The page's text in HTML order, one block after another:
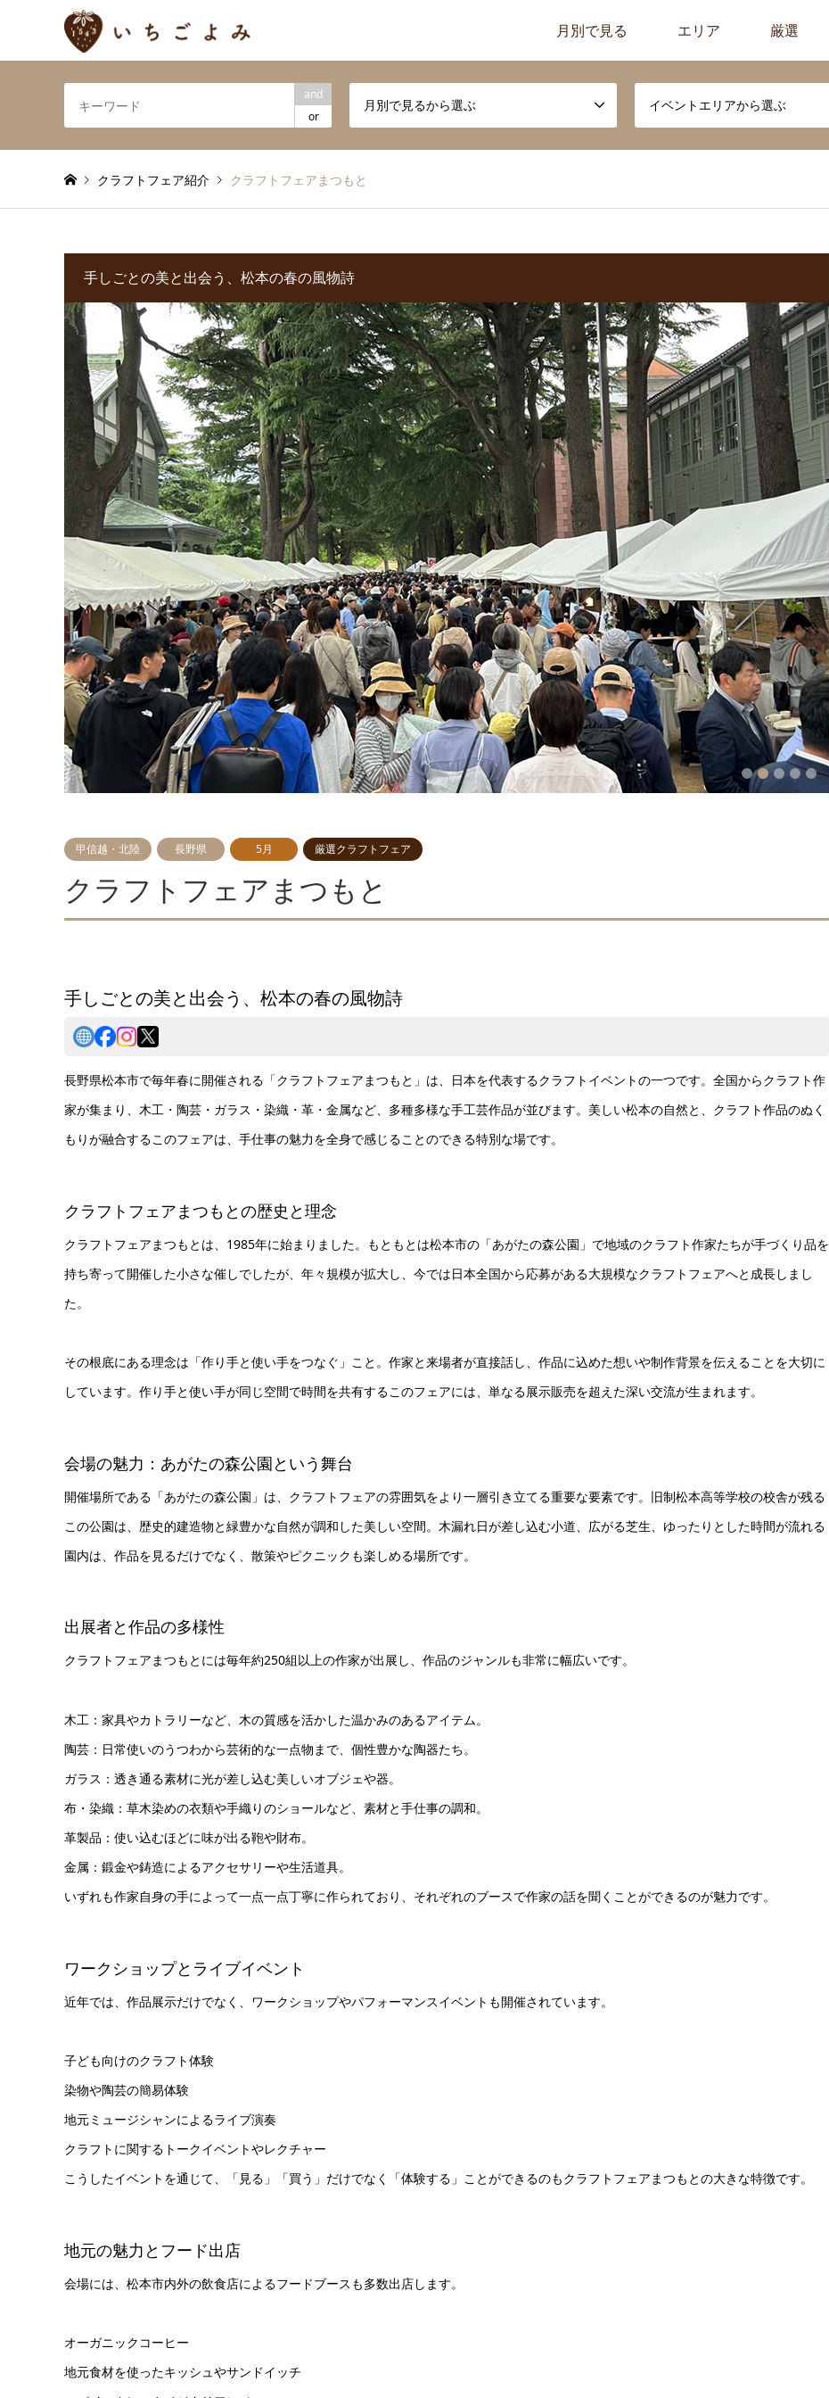
月別で見る エリア 厳選
and
or
月別で見るから選ぶ イベントエリアから選ぶ
クラフトフェア紹介 クラフトフェアまつもと
手しごとの美と出会う、松本の春の風物詩
1 2 3 4 5
甲信越・北陸 長野県 5月 厳選クラフトフェア
クラフトフェアまつもと
手しごとの美と出会う、松本の春の風物詩
長野県松本市で毎年春に開催される「クラフトフェアまつもと」は、日本を代表するクラフトイベントの一つです。全国からクラフト作
家が集まり、木工・陶芸・ガラス・染織・革・金属など、多種多様な手工芸作品が並びます。美しい松本の自然と、クラフト作品のぬく
もりが融合するこのフェアは、手仕事の魅力を全身で感じることのできる特別な場です。
クラフトフェアまつもとの歴史と理念
クラフトフェアまつもとは、1985年に始まりました。もともとは松本市の「あがたの森公園」で地域のクラフト作家たちが手づくり品を
持ち寄って開催した小さな催しでしたが、年々規模が拡大し、今では日本全国から応募がある大規模なクラフトフェアへと成長しまし
た。
その根底にある理念は「作り手と使い手をつなぐ」こと。作家と来場者が直接話し、作品に込めた想いや制作背景を伝えることを大切に
しています。作り手と使い手が同じ空間で時間を共有するこのフェアには、単なる展示販売を超えた深い交流が生まれます。
会場の魅力：あがたの森公園という舞台
開催場所である「あがたの森公園」は、クラフトフェアの雰囲気をより一層引き立てる重要な要素です。旧制松本高等学校の校舎が残る
この公園は、歴史的建造物と緑豊かな自然が調和した美しい空間。木漏れ日が差し込む小道、広がる芝生、ゆったりとした時間が流れる
園内は、作品を見るだけでなく、散策やピクニックも楽しめる場所です。
出展者と作品の多様性
クラフトフェアまつもとには毎年約250組以上の作家が出展し、作品のジャンルも非常に幅広いです。
木工：家具やカトラリーなど、木の質感を活かした温かみのあるアイテム。
陶芸：日常使いのうつわから芸術的な一点物まで、個性豊かな陶器たち。
ガラス：透き通る素材に光が差し込む美しいオブジェや器。
布・染織：草木染めの衣類や手織りのショールなど、素材と手仕事の調和。
革製品：使い込むほどに味が出る鞄や財布。
金属：鍛金や鋳造によるアクセサリーや生活道具。
いずれも作家自身の手によって一点一点丁寧に作られており、それぞれのブースで作家の話を聞くことができるのが魅力です。
ワークショップとライブイベント
近年では、作品展示だけでなく、ワークショップやパフォーマンスイベントも開催されています。
子ども向けのクラフト体験
染物や陶芸の簡易体験
地元ミュージシャンによるライブ演奏
クラフトに関するトークイベントやレクチャー
こうしたイベントを通じて、「見る」「買う」だけでなく「体験する」ことができるのもクラフトフェアまつもとの大きな特徴です。
地元の魅力とフード出店
会場には、松本市内外の飲食店によるフードブースも多数出店します。
オーガニックコーヒー
地元食材を使ったキッシュやサンドイッチ